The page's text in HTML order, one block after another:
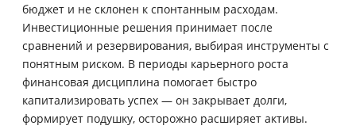
бюджет и не склонен к спонтанным расходам.
Инвестиционные решения принимает после
сравнений и резервирования, выбирая инструменты с
понятным риском. В периоды карьерного роста
финансовая дисциплина помогает быстро
капитализировать успех — он закрывает долги,
формирует подушку, осторожно расширяет активы.